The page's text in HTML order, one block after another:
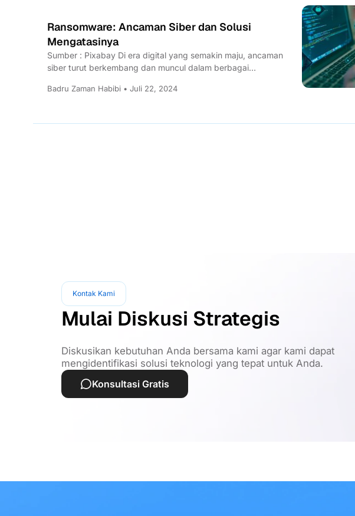
Ransomware: Ancaman Siber dan Solusi
Mengatasinya
Sumber : Pixabay Di era digital yang semakin maju, ancaman
siber turut berkembang dan muncul dalam berbagai
Badru Zaman Habibi • Juli 22, 2024
Kontak Kami
Mulai Diskusi Strategis
Diskusikan kebutuhan Anda bersama kami agar kami dapat
mengidentifikasi solusi teknologi yang tepat untuk Anda.
Konsultasi Gratis